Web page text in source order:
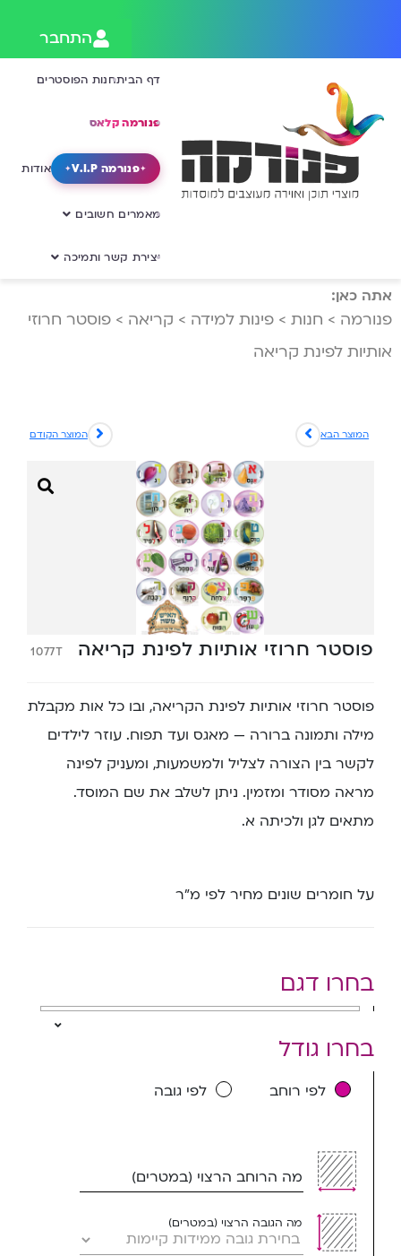
התחבר
דף הביתחנות הפוסטרים
פנורמה קלאס
פנורמה V.I.P אודות
מאמרים חשובים
יצירת קשר ותמיכה
אתה כאן:
פנורמה > חנות > פינות למידה > קריאה > פוסטר חרוזי
אותיות לפינת קריאה
המוצר הקודם המוצר הבא
פוסטר חרוזי אותיות לפינת קריאה 1077T
פוסטר חרוזי אותיות לפינת הקריאה, ובו כל אות מקבלת
מילה ותמונה ברורה — מאגס ועד תפוח. עוזר לילדים
לקשר בין הצורה לצליל ולמשמעות, ומעניק לפינה
מראה מסודר ומזמין. ניתן לשלב את שם המוסד.
מתאים לגן ולכיתה א.
על חומרים שונים מחיר לפי מ”ר
בחרו דגם
בחרו גודל
לפי רוחב לפי גובה
מה הרוחב הרצוי (במטרים)
מה הגובה הרצוי (במטרים)